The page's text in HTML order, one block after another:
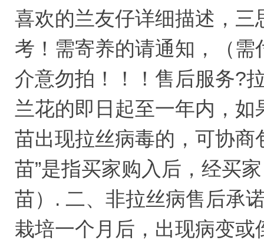
喜欢的兰友仔详细描述，
考！需寄养的请通知，（
介意勿拍！！！售后服务?
兰花的即日起至一年内，
苗出现拉丝病毒的，可协商
苗”是指买家购入后，经买
苗）. 二、非拉丝病售后承
栽培一个月后，出现病变